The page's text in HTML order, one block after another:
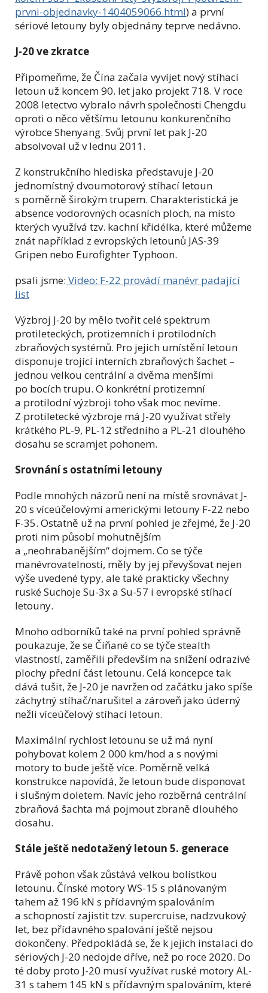
prvni-objednavky-1404059066.html) a první
sériové letouny byly objednány teprve nedávno.
J-20 ve zkratce
Připomeňme, že Čína začala vyvíjet nový stíhací
letoun už koncem 90. let jako projekt 718. V roce
2008 letectvo vybralo návrh společnosti Chengdu
oproti o něco většímu letounu konkurenčního
výrobce Shenyang. Svůj první let pak J-20
absolvoval už v lednu 2011.
Z konstrukčního hlediska představuje J-20
jednomístný dvoumotorový stíhací letoun
s poměrně širokým trupem. Charakteristická je
absence vodorovných ocasních ploch, na místo
kterých využívá tzv. kachní křidélka, které můžeme
znát například z evropských letounů JAS-39
Gripen nebo Eurofighter Typhoon.
psali jsme: Video: F-22 provádí manévr padající
list
Výzbroj J-20 by mělo tvořit celé spektrum
protileteckých, protizemních i protilodních
zbraňových systémů. Pro jejich umístění letoun
disponuje trojící interních zbraňových šachet –
jednou velkou centrální a dvěma menšími
po bocích trupu. O konkrétní protizemní
a protilodní výzbroji toho však moc nevíme.
Z protiletecké výzbroje má J-20 využívat střely
krátkého PL-9, PL-12 středního a PL-21 dlouhého
dosahu se scramjet pohonem.
Srovnání s ostatními letouny
Podle mnohých názorů není na místě srovnávat J-
20 s víceúčelovými americkými letouny F-22 nebo
F-35. Ostatně už na první pohled je zřejmé, že J-20
proti nim působí mohutnějším
a „neohrabanějším“ dojmem. Co se týče
manévrovatelnosti, měly by jej převyšovat nejen
výše uvedené typy, ale také prakticky všechny
ruské Suchoje Su-3x a Su-57 i evropské stíhací
letouny.
Mnoho odborníků také na první pohled správně
poukazuje, že se Číňané co se týče stealth
vlastností, zaměřili především na snížení odrazivé
plochy přední část letounu. Celá koncepce tak
dává tušit, že J-20 je navržen od začátku jako spíše
záchytný stíhač/narušitel a zároveň jako úderný
nežli víceúčelový stíhací letoun.
Maximální rychlost letounu se už má nyní
pohybovat kolem 2 000 km/hod a s novými
motory to bude ještě více. Poměrně velká
konstrukce napovídá, že letoun bude disponovat
i slušným doletem. Navíc jeho rozběrná centrální
zbraňová šachta má pojmout zbraně dlouhého
dosahu.
Stále ještě nedotažený letoun 5. generace
Právě pohon však zůstává velkou bolístkou
letounu. Čínské motory WS-15 s plánovaným
tahem až 196 kN s přídavným spalováním
a schopností zajistit tzv. supercruise, nadzvukový
let, bez přídavného spalování ještě nejsou
dokončeny. Předpokládá se, že k jejich instalaci do
sériových J-20 nedojde dříve, než po roce 2020. Do
té doby proto J-20 musí využívat ruské motory AL-
31 s tahem 145 kN s přídavným spalováním, které